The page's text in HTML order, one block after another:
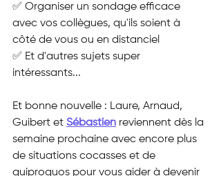
✅ Organiser un sondage efficace
avec vos collègues, qu'ils soient à
côté de vous ou en distanciel
✅ Et d'autres sujets super
intéressants...
Et bonne nouvelle : Laure, Arnaud,
Guibert et Sébastien reviennent dès la
semaine prochaine avec encore plus
de situations cocasses et de
quiproquos pour vous aider à devenir